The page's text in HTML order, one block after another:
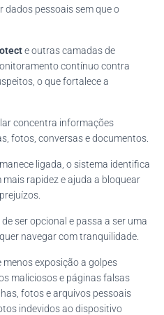
dados pessoais sem que o
e outras camadas de
contínuo contra
o que fortalece a
concentra informações
fotos, conversas e documentos.
ligada, o sistema identifica
rapidez e ajuda a bloquear
ser opcional e passa a ser uma
navegar com tranquilidade.
exposição a golpes
maliciosos e páginas falsas
fotos e arquivos pessoais
indevidos ao dispositivo